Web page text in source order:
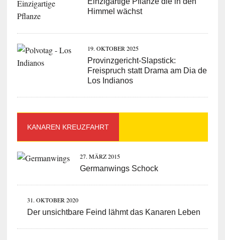
Himmel wächst
19. OKTOBER 2025
Provinzgericht-Slapstick:
Freispruch statt Drama am Dia de
Los Indianos
KANAREN KREUZFAHRT
27. MÄRZ 2015
Germanwings Schock
31. OKTOBER 2020
Der unsichtbare Feind lähmt das Kanaren Leben